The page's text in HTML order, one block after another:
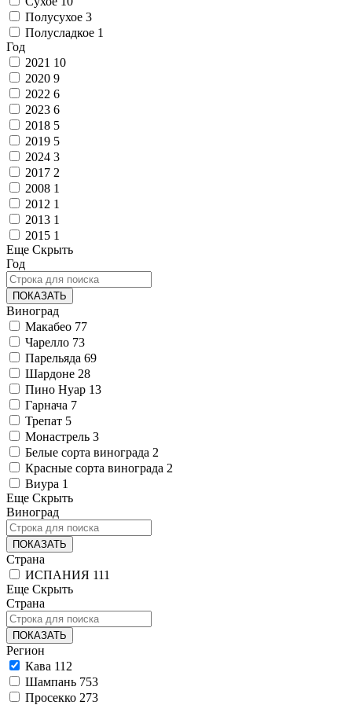
Полусухое 3
Полусладкое 1
Год
2021 10
2020 9
2022 6
2023 6
2018 5
2019 5
2024 3
2017 2
2008 1
2012 1
2013 1
2015 1
Еще Скрыть
Год
ПОКАЗАТЬ
Виноград
Макабео 77
Чарелло 73
Парельяда 69
Шардоне 28
Пино Нуар 13
Гарнача 7
Трепат 5
Монастрель 3
Белые сорта винограда 2
Красные сорта винограда 2
Виура 1
Еще Скрыть
Виноград
ПОКАЗАТЬ
Страна
ИСПАНИЯ 111
Еще Скрыть
Страна
ПОКАЗАТЬ
Регион
Кава 112
Шампань 753
Просекко 273